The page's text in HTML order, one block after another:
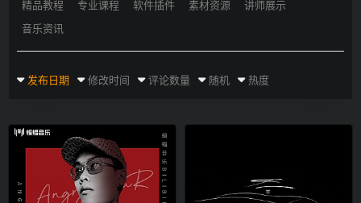
精品教程 专业课程 软件插件 素材资源 讲师展示
音乐资讯
发布日期 修改时间 评论数量 随机 热度